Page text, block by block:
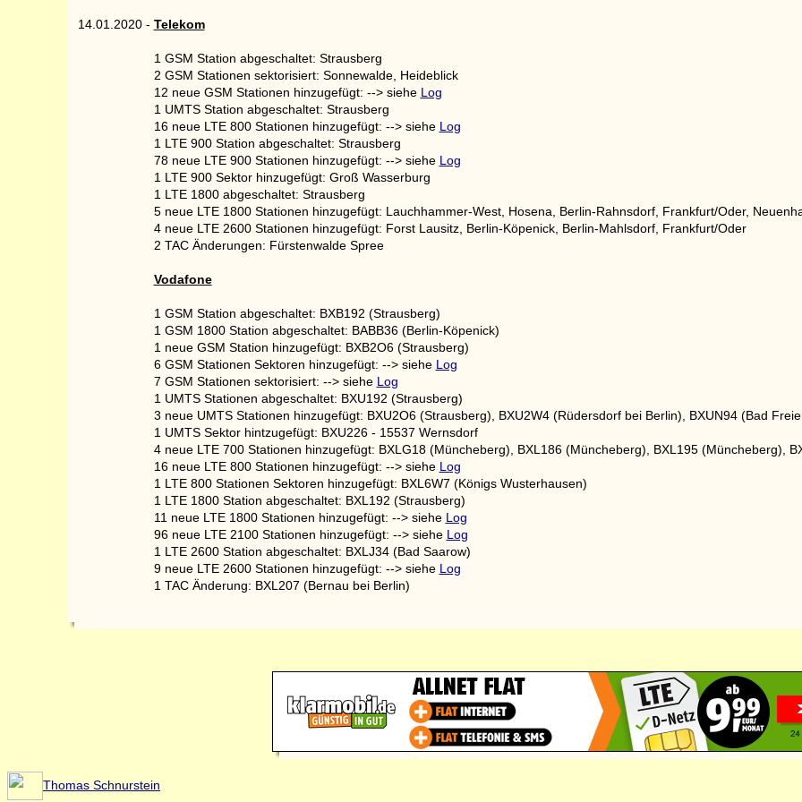
14.01.2020 - Telekom
1 GSM Station abgeschaltet: Strausberg
2 GSM Stationen sektorisiert: Sonnewalde, Heideblick
12 neue GSM Stationen hinzugefügt: --> siehe Log
1 UMTS Station abgeschaltet: Strausberg
16 neue LTE 800 Stationen hinzugefügt: --> siehe Log
1 LTE 900 Station abgeschaltet: Strausberg
78 neue LTE 900 Stationen hinzugefügt: --> siehe Log
1 LTE 900 Sektor hinzugefügt: Groß Wasserburg
1 LTE 1800 abgeschaltet: Strausberg
5 neue LTE 1800 Stationen hinzugefügt: Lauchhammer-West, Hosena, Berlin-Rahnsdorf, Frankfurt/Oder,
4 neue LTE 2600 Stationen hinzugefügt: Forst Lausitz, Berlin-Köpenick, Berlin-Mahlsdorf, Frankfurt/Oder
2 TAC Änderungen: Fürstenwalde Spree
Vodafone
1 GSM Station abgeschaltet: BXB192 (Strausberg)
1 GSM 1800 Station abgeschaltet: BABB36 (Berlin-Köpenick)
1 neue GSM Station hinzugefügt: BXB2O6 (Strausberg)
6 GSM Stationen Sektoren hinzugefügt: --> siehe Log
7 GSM Stationen sektorisiert: --> siehe Log
1 UMTS Stationen abgeschaltet: BXU192 (Strausberg)
3 neue UMTS Stationen hinzugefügt: BXU2O6 (Strausberg), BXU2W4 (Rüdersdorf bei Berlin), BXUN94 (Bad
1 UMTS Sektor hintzugefügt: BXU226 - 15537 Wernsdorf
4 neue LTE 700 Stationen hinzugefügt: BXLG18 (Müncheberg), BXL186 (Müncheberg), BXL195 (Müncheberg),
16 neue LTE 800 Stationen hinzugefügt: --> siehe Log
1 LTE 800 Stationen Sektoren hinzugefügt: BXL6W7 (Königs Wusterhausen)
1 LTE 1800 Station abgeschaltet: BXL192 (Strausberg)
11 neue LTE 1800 Stationen hinzugefügt: --> siehe Log
96 neue LTE 2100 Stationen hinzugefügt: --> siehe Log
1 LTE 2600 Station abgeschaltet: BXLJ34 (Bad Saarow)
9 neue LTE 2600 Stationen hinzugefügt: --> siehe Log
1 TAC Änderung: BXL207 (Bernau bei Berlin)
Thomas Schnurstein